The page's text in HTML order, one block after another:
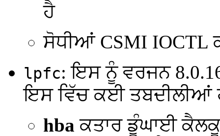
ਹੈ
ਸੋਧੀਆਂ CSMI IOCTL
lpfc: ਇਸ ਨੂੰ ਵਰਜਨ
ਇਸ ਵਿੱਚ ਕਈ ਤਬਦੀਲੀਆਂ
hba ਕਤਾਰ ਡੂੰਘਾਈ